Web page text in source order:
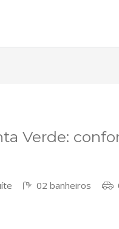
Verde:
02 banheiros